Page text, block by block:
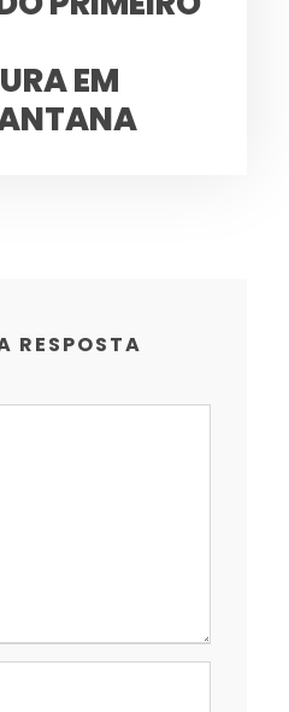
EM
RESPOSTA